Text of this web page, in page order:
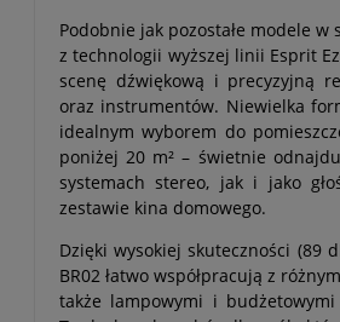
Podobnie jak pozostałe modele w
z technologii wyższej linii Esprit
scenę dźwiękową i precyzyjną
oraz instrumentów. Niewielka
idealnym wyborem do
poniżej 20 m² – świetnie
systemach stereo, jak i jako
zestawie kina domowego.
Dzięki wysokiej skuteczności (89
BR02 łatwo współpracują z
także lampowymi i budżetowymi